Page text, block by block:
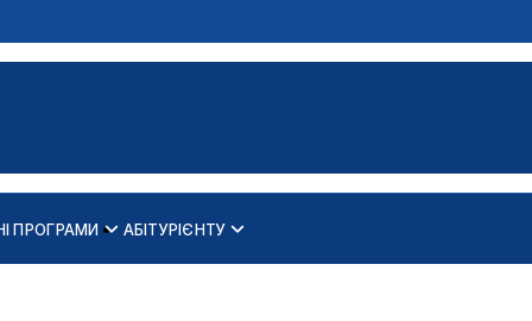
ПРОГРАМИ АБІТУРІЄНТУ